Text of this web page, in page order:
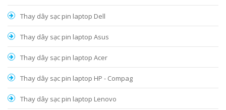
Thay dây sạc pin laptop Dell
Thay dây sạc pin laptop Asus
Thay dây sạc pin laptop Acer
Thay dây sạc pin laptop HP - Compag
Thay dây sạc pin laptop Lenovo